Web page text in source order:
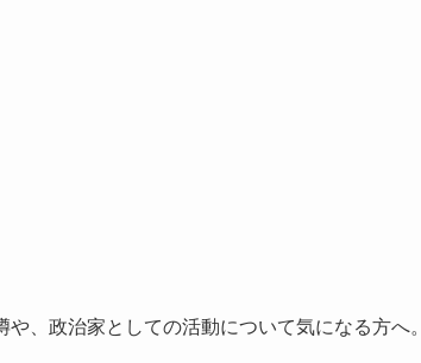
、政治家としての活動について気になる方へ。